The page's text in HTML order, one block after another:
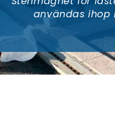
användas ihop